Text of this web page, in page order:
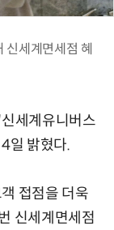
신세계면세점 혜
세계유니버스
일 밝혔다.
접점을 더욱
신세계면세점